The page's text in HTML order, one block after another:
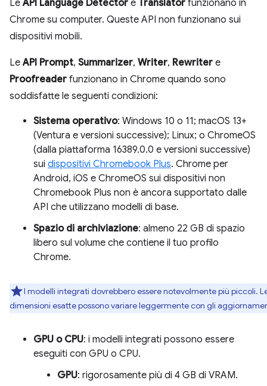
LeAPI Language Detector e Translator funzionano in
Chrome su computer. Queste API non funzionano sui
dispositivi mobili.
LeAPI Prompt, Summarizer, Writer, Rewriter e
Proofreader funzionano in Chrome quando sono
soddisfatte le seguenti condizioni:
Sistema operativo: Windows 10 o 11; macOS 13+
(Ventura e versioni successive); Linux; o ChromeOS
(dalla piattaforma 16389.0.0 e versioni successive)
sui dispositivi Chromebook Plus. Chrome per
Android, iOS e ChromeOS sui dispositivi non
Chromebook Plus non è ancora supportato dalle
API che utilizzano modelli di base.
Spazio di archiviazione: almeno 22 GB di spazio
libero sul volume che contiene il tuo profilo
Chrome.
I modelli integrati dovrebbero essere notevolmente più piccoli.
dimensioni esatte possono variare leggermente con gli
GPU o CPU: i modelli integrati possono essere
eseguiti con GPU o CPU.
GPU: rigorosamente più di 4 GB di VRAM.